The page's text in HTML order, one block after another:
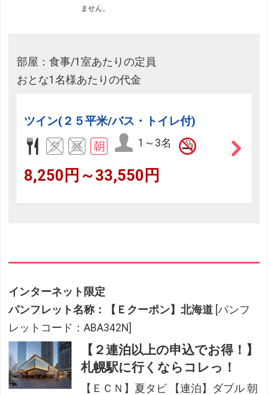
ません。
部屋：食事/1室あたりの定員
おとな1名様あたりの代金
ツイン(２５平米/バス・トイレ付)
1～3名
8,250円～33,550円
インターネット限定
パンフレット名称：【Ｅクーポン】北海道 [パンフ
レットコード：ABA342N]
【２連泊以上の申込でお得！】
札幌駅に行くならコレっ！
【ＥＣＮ】夏タビ 【連泊】ダブル 朝
フリーセレクション・クーポンコードをご利用いただけな
せん。
閉じる